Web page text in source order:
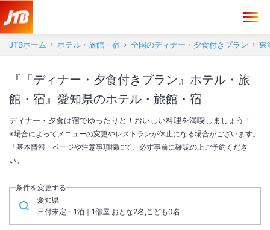
JTBホーム ホテル・旅館・宿 全国のディナー・夕食付きプラン 東
『『ディナー・夕食付きプラン』ホテル・旅
館・宿』愛知県のホテル・旅館・宿
ディナー・夕食は宿でゆったりと！おいしい料理を満喫しましょう！
※場合によってメニューの変更やレストランが休止になる場合がございます。
「基本情報」ページや注意事項欄にて、必ず事前に確認の上ご予約くださ
い。
条件を変更する
愛知県
日付未定 - 1泊｜1部屋 おとな2名,こども0名